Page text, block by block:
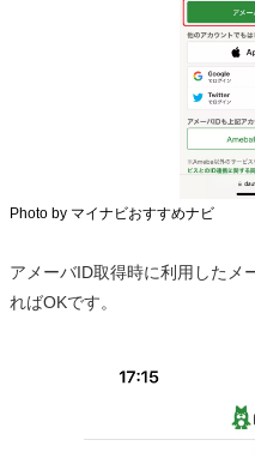
Photo by マイナビおすすめナビ
アメーバID取得時に利用したメ
ればOKです。